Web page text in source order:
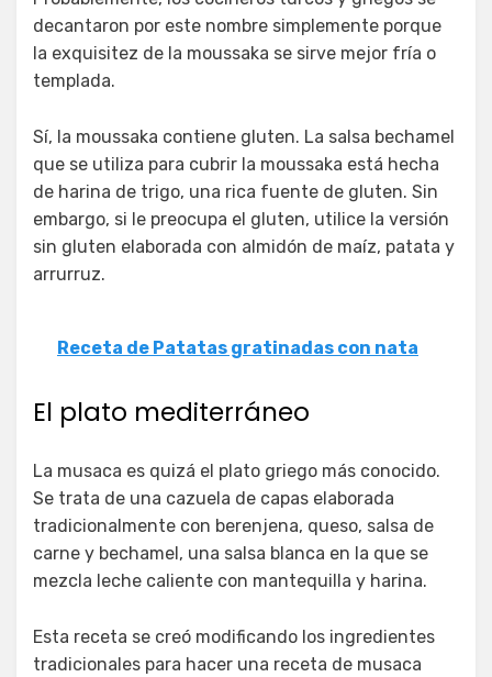
decantaron por este nombre simplemente porque
la exquisitez de la moussaka se sirve mejor fría o
templada.
Sí, la moussaka contiene gluten. La salsa bechamel
que se utiliza para cubrir la moussaka está hecha
de harina de trigo, una rica fuente de gluten. Sin
embargo, si le preocupa el gluten, utilice la versión
sin gluten elaborada con almidón de maíz, patata y
arrurruz.
Receta de Patatas gratinadas con nata
El plato mediterráneo
La musaca es quizá el plato griego más conocido.
Se trata de una cazuela de capas elaborada
tradicionalmente con berenjena, queso, salsa de
carne y bechamel, una salsa blanca en la que se
mezcla leche caliente con mantequilla y harina.
Esta receta se creó modificando los ingredientes
tradicionales para hacer una receta de musaca